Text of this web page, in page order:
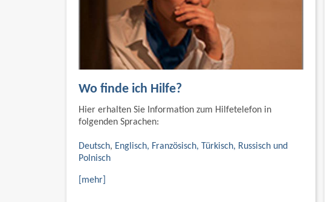
Wo finde ich Hilfe?
Hier erhalten Sie Information zum Hilfetelefon in
folgenden Sprachen:
Deutsch, Englisch, Französisch, Türkisch, Russisch und
Polnisch
[mehr]